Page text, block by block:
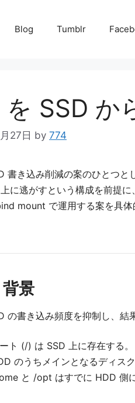
Blog Tumblr
SSD か
27日 by 774
書き込み削減の案のひとつと
に逃がすという構成を前提
mount で運用する案を具
景
の書き込み頻度を抑制し、結
ト (/) は SSD 上に存在する。
のうちメインとなるディス
と /opt はすでに HDD 側